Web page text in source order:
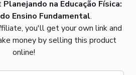
Planejando na Educação Física:
Ensino Fundamental.
you'll get your own link and
money by selling this product
online!